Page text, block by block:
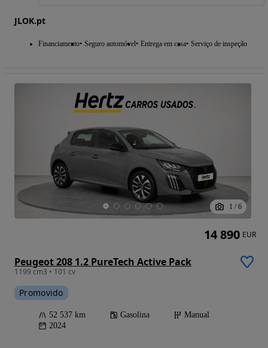
JLOK.pt
Financiamento Seguro automóvel Entrega em casa Serviço de inspeção
1 / 6
Peugeot 208 1.2 PureTech Active Pack
1199 cm3 • 101 cv
Promovido
52 537 km Gasolina
Manual
2024
14 890 EUR